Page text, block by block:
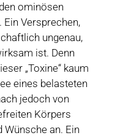
ominösen
Ein Versprechen,
ungenau,
ist. Denn
„Toxine“ kaum
eines belasteten
jedoch von
Körpers
an. Ein